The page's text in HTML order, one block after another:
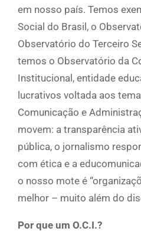
em nosso país. Temos
Social do Brasil, o
Observatório do Terceiro
temos o Observatório da
Institucional, entidade
lucrativos voltada aos
Comunicação e
movem: a transparência
pública, o jornalismo
com ética e a
o nosso mote é
melhor – muito além do
Por que um O.C.I.?